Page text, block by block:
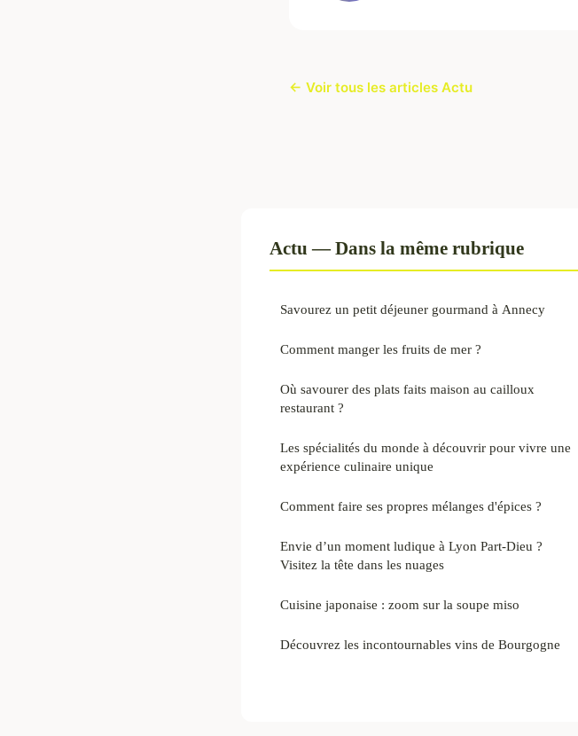
← Voir tous les articles Actu
Actu — Dans la même rubrique
Savourez un petit déjeuner gourmand à Annecy
Comment manger les fruits de mer ?
Où savourer des plats faits maison au cailloux
restaurant ?
Les spécialités du monde à découvrir pour vivre une
expérience culinaire unique
Comment faire ses propres mélanges d'épices ?
Envie d’un moment ludique à Lyon Part-Dieu ?
Visitez la tête dans les nuages
Cuisine japonaise : zoom sur la soupe miso
Découvrez les incontournables vins de Bourgogne